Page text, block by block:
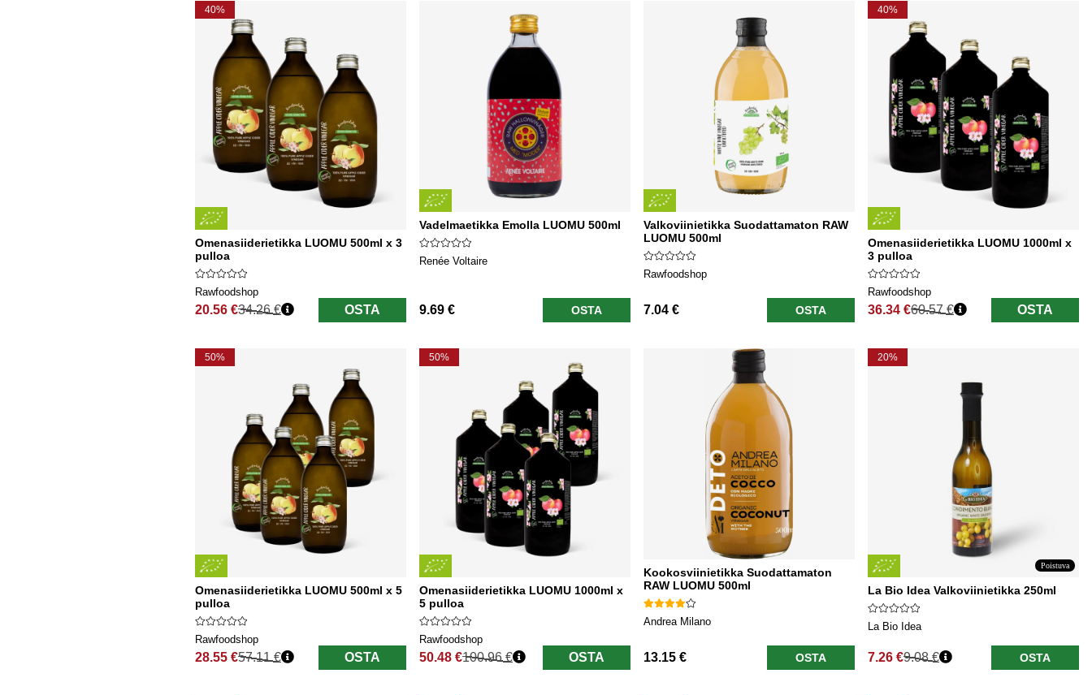
40%
Omenasiiderietikka LUOMU 500ml x 3
pulloa
Rawfoodshop
20.56 €
Normaali hinta
34.26 € OSTA
Vadelmaetikka Emolla LUOMU 500ml
Renée Voltaire
9.69 € OSTA
Valkoviinietikka Suodattamaton RAW
LUOMU 500ml
Rawfoodshop
7.04 € OSTA
40%
Omenasiiderietikka LUOMU 1000ml x
3 pulloa
Rawfoodshop
36.34 €
Normaali hinta
60.57 € OSTA
50%
Omenasiiderietikka LUOMU 500ml x 5
pulloa
Rawfoodshop
28.55 €
Normaali hinta
57.11 € OSTA
50%
Omenasiiderietikka LUOMU 1000ml x
5 pulloa
Rawfoodshop
50.48 €
Normaali hinta
100.96 € OSTA
Kookosviinietikka Suodattamaton
RAW LUOMU 500ml
Andrea Milano
13.15 € OSTA
20%
Poistuva
La Bio Idea Valkoviinietikka 250ml
La Bio Idea
7.26 €
Normaali hinta
9.08 € OSTA